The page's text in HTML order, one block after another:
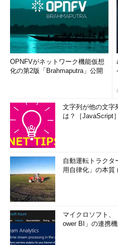
OPNFVがネットワーク機能仮想
化の第2版「Brahmaputra」公開
文字列が他の文字
は？［JavaScript］
自動運転トラクタ
用自律化」の本質
マイクロソフト
ower BI」の連携